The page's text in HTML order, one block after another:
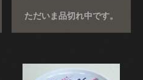
ただいま品切れ中です。